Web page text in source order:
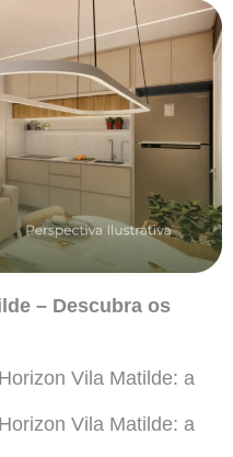
– Descubra os
Vila Matilde: a
Vila Matilde: a